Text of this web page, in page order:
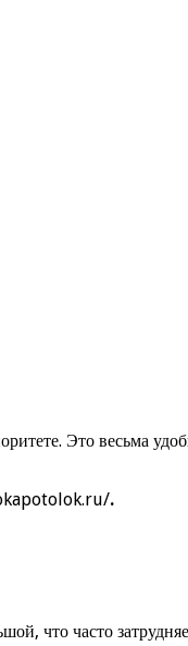
Это весьма
.
что часто